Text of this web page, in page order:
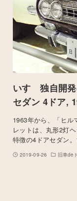
いすゞ独自開
セダン 4ドア,
1963年から、「ヒ
レットは、丸形2灯
特徴の4ドアセダン
2019-09-26 旧車de